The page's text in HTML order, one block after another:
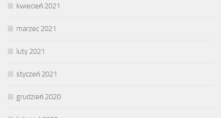
kwiecień 2021
marzec 2021
luty 2021
styczeń 2021
grudzień 2020